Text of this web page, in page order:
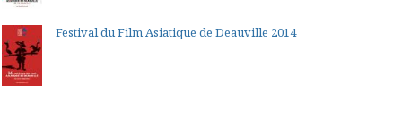
Festival du Film Asiatique de Deauville 2014